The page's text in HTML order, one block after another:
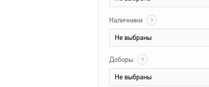
Наличники ?
Не выбраны
Доборы ?
Не выбраны